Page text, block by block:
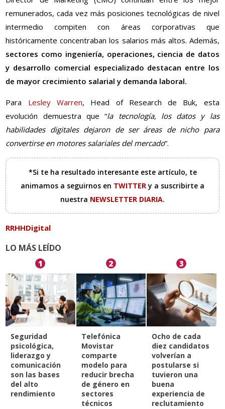
remunerados, cada vez más posiciones tecnológicas de nivel
intermedio compiten con áreas corporativas que
históricamente concentraban los salarios más altos. Además,
sectores como ingeniería, operaciones, ciencia de datos
y desarrollo comercial especializado destacan entre los
de mayor crecimiento salarial y demanda laboral.
Para Lesley Warren, Head of Research de Buk, esta
evolución demuestra que “la tecnología, los datos y las
habilidades digitales dejaron de ser áreas de nicho para
convertirse en motores salariales del mercado”.
*Si te ha resultado interesante este artículo, te
animamos a seguirnos en TWITTERy a suscribirte a
nuestra NEWSLETTER DIARIA.
RRHHDigital
LO MÁS LEÍDO
1
Seguridad
psicológica,
liderazgo y
comunicación
son las bases
del alto
rendimiento
2
Telefónica
Movistar
comparte
modelo para
reducir brecha
de género en
sectores
técnicos
3
Ocho de cada
diez candidatos
volverían a
postularse si
tuvieron una
buena
experiencia de
reclutamiento